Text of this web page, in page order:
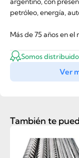
petróleo, energía,
Más de 75 años en el
Somos
Ver
También te